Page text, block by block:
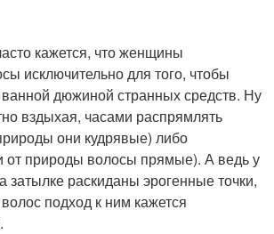
кажется, что женщины
исключительно для того, чтобы
дюжиной странных средств. Ну
вздыхая, часами распрямлять
они кудрявые) либо
от природы волосы прямые). А ведь у
затылке раскиданы эрогенные точки,
подход к ним кажется